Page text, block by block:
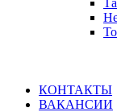
КОНТАКТЫ
ВАКАНСИИ